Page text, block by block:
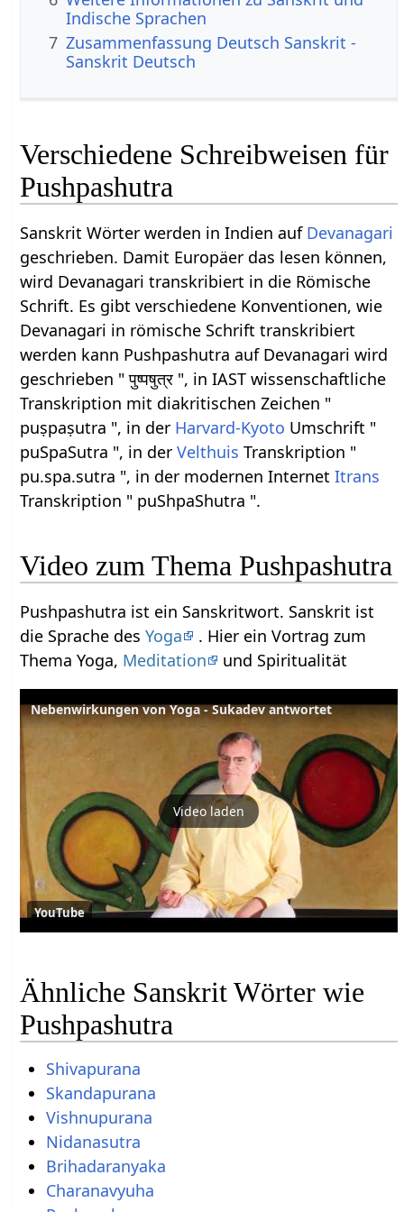
Indische Sprachen
7 Zusammenfassung Deutsch Sanskrit -
Sanskrit Deutsch
Verschiedene Schreibweisen für
Pushpashutra
Sanskrit Wörter werden in Indien auf Devanagari
geschrieben. Damit Europäer das lesen können,
wird Devanagari transkribiert in die Römische
Schrift. Es gibt verschiedene Konventionen, wie
Devanagari in römische Schrift transkribiert
werden kann Pushpashutra auf Devanagari wird
geschrieben " पुष्पषुत्र ", in IAST wissenschaftliche
Transkription mit diakritischen Zeichen "
puṣpaṣutra ", in der Harvard-Kyoto Umschrift "
puSpaSutra ", in derVelthuis Transkription "
pu.spa.sutra ", in der modernen InternetItrans
Transkription " puShpaShutra ".
Video zum Thema Pushpashutra
Pushpashutra ist ein Sanskritwort. Sanskrit ist
die Sprache desYoga
. Hier ein Vortrag zum
Thema Yoga, Meditation und Spiritualität
Nebenwirkungen von Yoga - Sukadev antwortet
Video laden
YouTube
Ähnliche Sanskrit Wörter wie
Pushpashutra
Shivapurana
Skandapurana
Vishnupurana
Nidanasutra
Brihadaranyaka
Charanavyuha